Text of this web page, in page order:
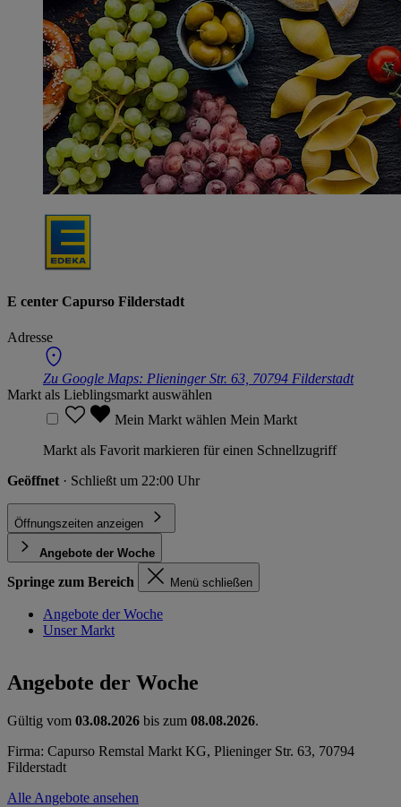
E center Capurso Filderstadt
Adresse
Zu Google Maps: Plieninger Str. 63, 70794 Filderstadt
Markt als Lieblingsmarkt auswählen
Mein Markt wählen Mein Markt
Markt als Favorit markieren für einen Schnellzugriff
Geöffnet · Schließt um 22:00 Uhr
Öffnungszeiten anzeigen
Angebote der Woche
Springe zum Bereich Menü schließen
Angebote der Woche
Unser Markt
Angebote der Woche
Gültig vom 03.08.2026 bis zum 08.08.2026.
Firma: Capurso Remstal Markt KG, Plieninger Str. 63, 70794
Filderstadt
Alle Angebote ansehen